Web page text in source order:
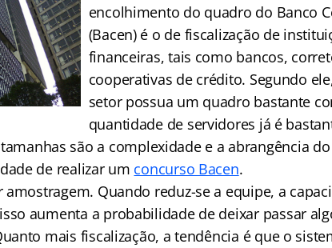
encolhimento do quadro do Banco
(Bacen) é o de fiscalização de
financeiras, tais como bancos,
cooperativas de crédito. Segundo
setor possua um quadro bastante
quantidade de servidores já é
são a complexidade e a abrangência
de realizar um concurso Bacen.
amostragem. Quando reduz-se a equipe, a
aumenta a probabilidade de deixar passar
mais fiscalização, a tendência é que o